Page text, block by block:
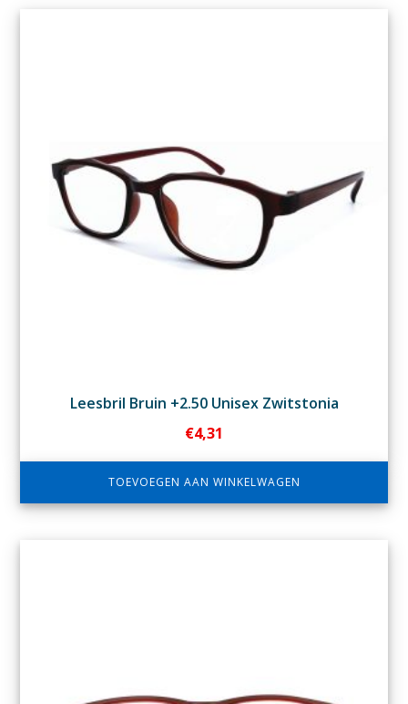
Leesbril Bruin +2.50 Unisex Zwitstonia
€4,31
TOEVOEGEN AAN WINKELWAGEN